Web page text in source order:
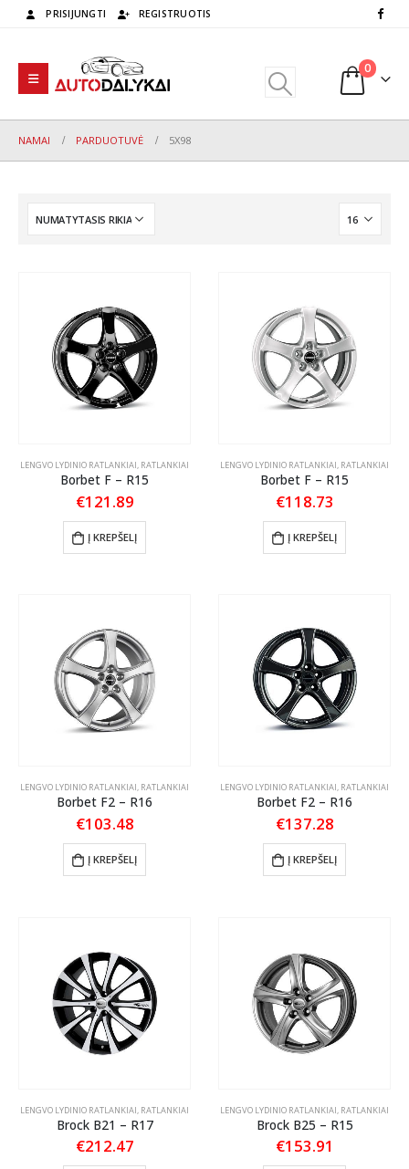
PRISIJUNGTI REGISTRUOTIS
0
NAMAI PARDUOTUVĖ 5X98
LENGVO LYDINIO RATLANKIAI, RATLANKIAI
Borbet F – R15
€121.89
Į KREPŠELĮ
LENGVO LYDINIO RATLANKIAI, RATLANKIAI
Borbet F – R15
€118.73
Į KREPŠELĮ
LENGVO LYDINIO RATLANKIAI, RATLANKIAI
Borbet F2 – R16
€103.48
Į KREPŠELĮ
LENGVO LYDINIO RATLANKIAI, RATLANKIAI
Borbet F2 – R16
€137.28
Į KREPŠELĮ
LENGVO LYDINIO RATLANKIAI, RATLANKIAI
Brock B21 – R17
€212.47
LENGVO LYDINIO RATLANKIAI, RATLANKIAI
Brock B25 – R15
€153.91